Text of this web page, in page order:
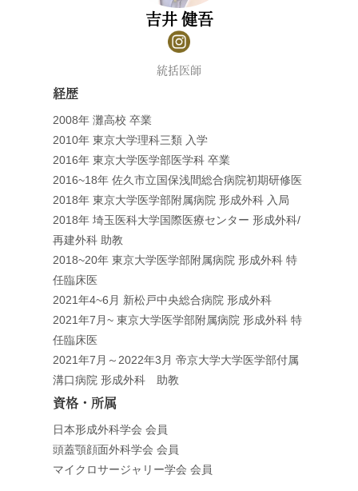
吉井 健吾
統括医師
経歴
2008年 灘高校 卒業
2010年 東京大学理科三類 入学
2016年 東京大学医学部医学科 卒業
2016~18年 佐久市立国保浅間総合病院初期研修医
2018年 東京大学医学部附属病院 形成外科 入局
2018年 埼玉医科大学国際医療センター 形成外科/
再建外科 助教
2018~20年 東京大学医学部附属病院 形成外科 特
任臨床医
2021年4~6月 新松戸中央総合病院 形成外科
2021年7月~ 東京大学医学部附属病院 形成外科 特
任臨床医
2021年7月～2022年3月 帝京大学大学医学部付属
溝口病院 形成外科 助教
資格・所属
日本形成外科学会 会員
頭蓋顎顔面外科学会 会員
マイクロサージャリー学会 会員